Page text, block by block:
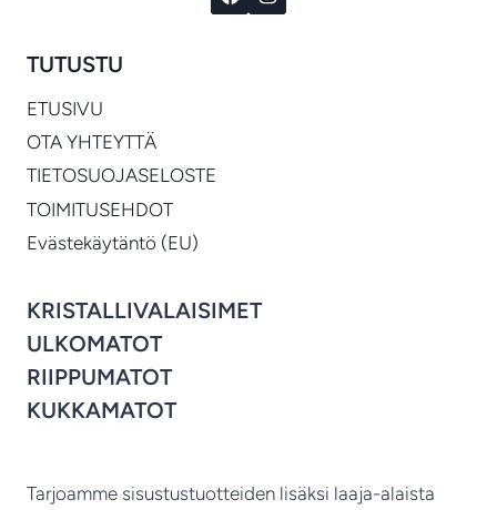
TUTUSTU
ETUSIVU
OTA YHTEYTTÄ
TIETOSUOJASELOSTE
TOIMITUSEHDOT
Evästekäytäntö (EU)
KRISTALLIVALAISIMET
ULKOMATOT
RIIPPUMATOT
KUKKAMATOT
Tarjoamme sisustustuotteiden lisäksi laaja-alaista